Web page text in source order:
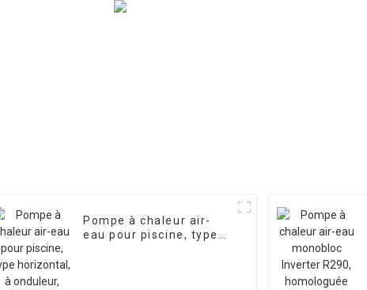
Pompe à chaleur air-
eau pour piscine, type